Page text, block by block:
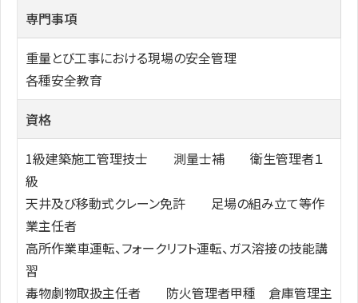
専門事項
重量とび工事における現場の安全管理
各種安全教育
資格
1級建築施工管理技士 測量士補 衛生管理者１
級
天井及び移動式クレーン免許 足場の組み立て等作
業主任者
高所作業車運転、フォークリフト運転、ガス溶接の技能講
習
毒物劇物取扱主任者 防火管理者甲種 倉庫管理主